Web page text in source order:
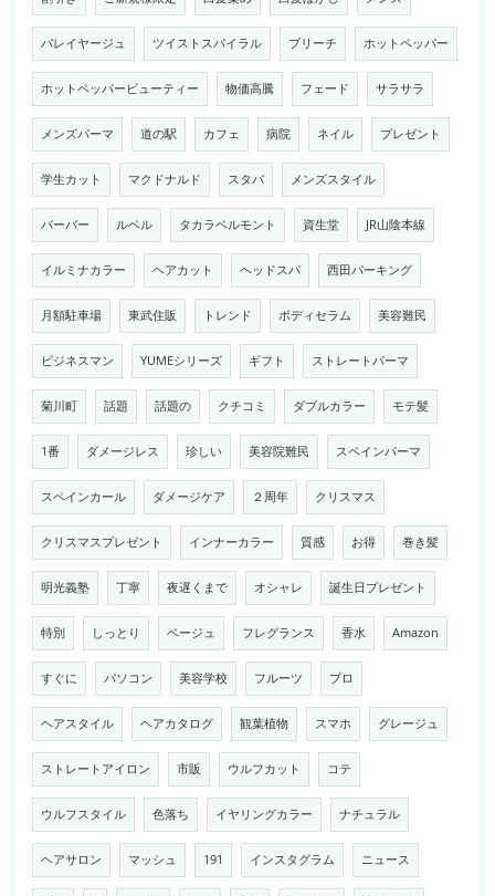
バレイヤージュ ツイストスパイラル ブリーチ ホットペッパー
ホットペッパービューティー 物価高騰 フェード サラサラ
メンズパーマ 道の駅 カフェ 病院 ネイル プレゼント
学生カット マクドナルド スタバ メンズスタイル
バーバー ルベル タカラベルモント 資生堂 JR山陰本線
イルミナカラー ヘアカット ヘッドスパ 西田パーキング
月額駐車場 東武住販 トレンド ボディセラム 美容難民
ビジネスマン YUMEシリーズ ギフト ストレートパーマ
菊川町 話題 話題の クチコミ ダブルカラー モテ髪
1番 ダメージレス 珍しい 美容院難民 スペインパーマ
スペインカール ダメージケア ２周年 クリスマス
クリスマスプレゼント インナーカラー 質感 お得 巻き髪
明光義塾 丁寧 夜遅くまで オシャレ 誕生日プレゼント
特別 しっとり ベージュ フレグランス 香水 Amazon
すぐに パソコン 美容学校 フルーツ プロ
ヘアスタイル ヘアカタログ 観葉植物 スマホ グレージュ
ストレートアイロン 市販 ウルフカット コテ
ウルフスタイル 色落ち イヤリングカラー ナチュラル
ヘアサロン マッシュ 191 インスタグラム ニュース